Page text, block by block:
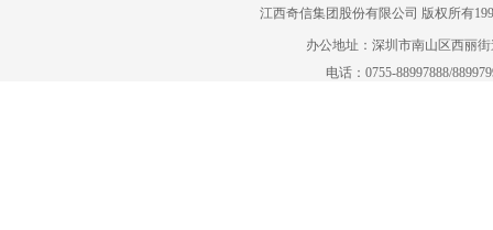
江西奇信集团股份有限公司 版权所有
办公地址：深圳市南山区西丽
电话：0755-88997888/